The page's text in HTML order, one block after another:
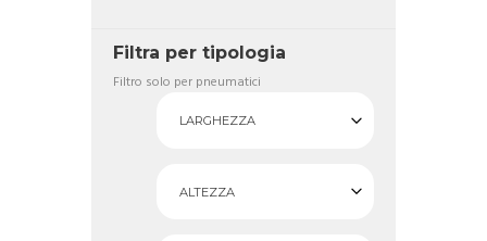
Filtra per tipologia
Filtro solo per pneumatici
LARGHEZZA
ALTEZZA